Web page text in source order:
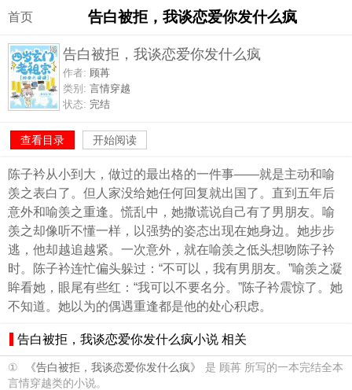
首页 告白被拒，我谈恋爱你发什么疯
告白被拒，我谈恋爱你发什么疯
作者: 顾苒
类别: 言情穿越
状态: 完结
查看目录 开始阅读
陈子衿从小到大，做过的最出格的一件事——就是主动和喻
羡之表白了。但人家没给她任何回复就出国了。直到五年后
意外和喻羡之重逢。慌乱中，她撒谎说自己有了男朋友。喻
羡之却像听不懂一样，以强势的姿态出现在她身边。她步步
逃，他却越追越紧。一次意外，就在喻羡之低头想吻陈子衿
时。陈子衿连忙偏头躲过：“不可以，我有男朋友。”喻羡之凝
眸看她，眼尾有些红：“我可以不要名分。”陈子衿震惊了。她
不知道。她以为的偶遇重逢都是他的处心积虑。
告白被拒，我谈恋爱你发什么疯小说 相关
① 《告白被拒，我谈恋爱你发什么疯》
是 顾苒 所写的一本完结全本
言情穿越类的小说。